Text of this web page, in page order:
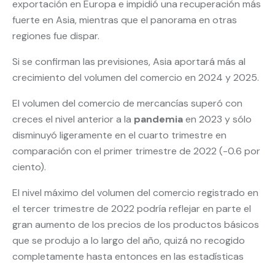
exportación en Europa e impidió una recuperación más
fuerte en Asia, mientras que el panorama en otras
regiones fue dispar.
Si se confirman las previsiones, Asia aportará más al
crecimiento del volumen del comercio en 2024 y 2025.
El volumen del comercio de mercancías superó con
creces el nivel anterior a la pandemiaen 2023 y sólo
disminuyó ligeramente en el cuarto trimestre en
comparación con el primer trimestre de 2022 (-0.6 por
ciento).
El nivel máximo del volumen del comercio registrado en
el tercer trimestre de 2022 podría reflejar en parte el
gran aumento de los precios de los productos básicos
que se produjo a lo largo del año, quizá no recogido
completamente hasta entonces en las estadísticas